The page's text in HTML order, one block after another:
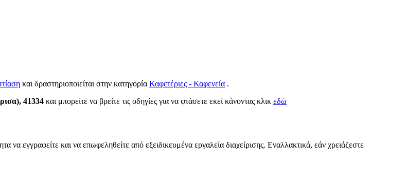
και δραστηριοποιείται στην κατηγορία Καφετέριες - Καφενεία .
41334 και μπορείτε να βρείτε τις οδηγίες για να φτάσετε εκεί κάνοντας κλικ εδώ
να εγγραφείτε και να επωφεληθείτε από εξειδικευμένα εργαλεία διαχείρισης. Εναλλακτικά, εάν χρειάζεστε